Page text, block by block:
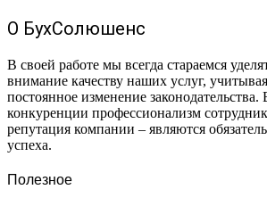
О БухСолюшенс
В своей работе мы всегда стараемся
внимание качеству наших услуг,
постоянное изменение
конкуренции профессионализм
репутация компании – являются
успеха.
Полезное